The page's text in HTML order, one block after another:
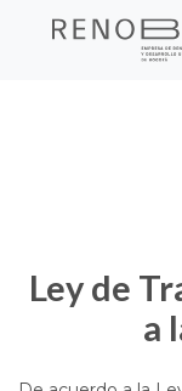
Sitio
Ley de Transparencia y Acceso
a